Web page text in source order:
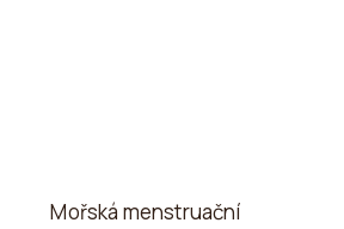
Mořská menstruační